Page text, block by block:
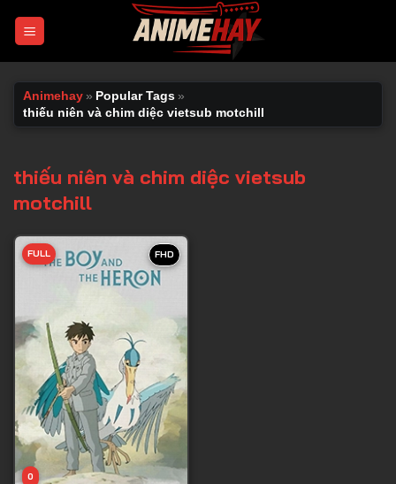
Animehay » Popular Tags »
thiếu niên và chim diệc vietsub motchill
thiếu niên và chim diệc vietsub
motchill
FHD
0
FULL